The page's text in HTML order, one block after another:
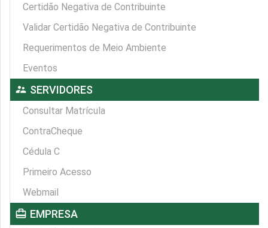
Certidão Negativa de Contribuinte
Validar Certidão Negativa de Contribuinte
Requerimentos de Meio Ambiente
Eventos
supervisor_account SERVIDORES
Consultar Matrícula
ContraCheque
Cédula C
Primeiro Acesso
Webmail
card_travel EMPRESA